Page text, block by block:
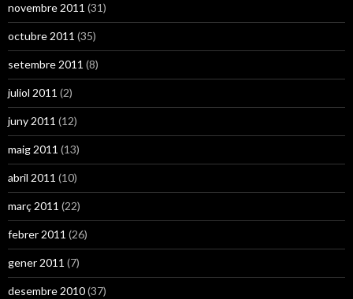
novembre 2011 (31)
octubre 2011 (35)
setembre 2011 (8)
juliol 2011 (2)
juny 2011 (12)
maig 2011 (13)
abril 2011 (10)
març 2011 (22)
febrer 2011 (26)
gener 2011 (7)
desembre 2010(37)